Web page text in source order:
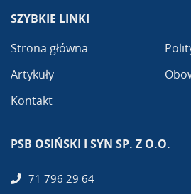
SZYBKIE LINKI
Strona główna
Artykuły
Kontakt
PSB OSIŃSKI I SYN SP. Z O.O.
71 796 29 64